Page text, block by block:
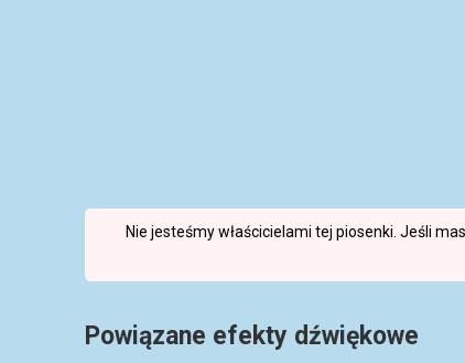
Nie jesteśmy właścicielami tej piosenki. Jeśli
Powiązane efekty dźwiękowe